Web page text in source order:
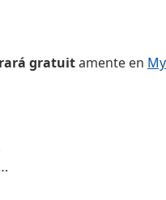
gratuitamente en